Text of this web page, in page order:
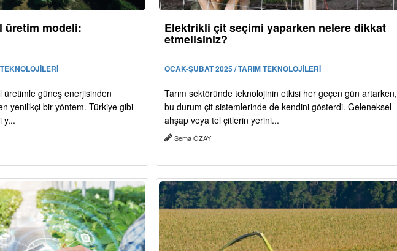
üretim modeli:
üretimle güneş enerjisinden
yenilikçi bir yöntem. Türkiye gibi
y...
Elektrikli çit seçimi yaparken nelere dikkat
etmelisiniz?
OCAK-ŞUBAT 2025 / TARIM TEKNOLOJİLERİ
Tarım sektöründe teknolojinin etkisi her geçen gün artarken,
bu durum çit sistemlerinde de kendini gösterdi. Geleneksel
ahşap veya tel çitlerin yerini...
Sema ÖZAY